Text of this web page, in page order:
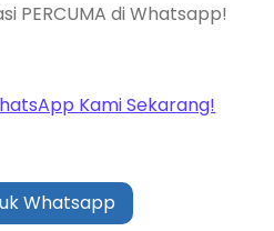
PERCUMA di Whatsapp!
Kami Sekarang!
Whatsapp